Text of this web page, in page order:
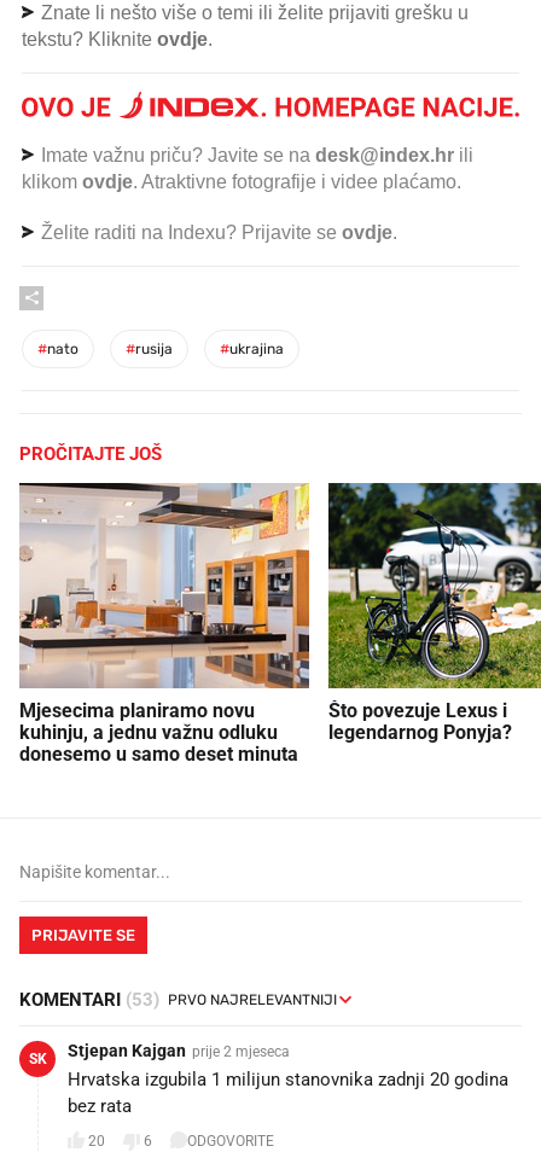
Znate li nešto više o temi ili želite prijaviti grešku u
tekstu? Kliknite ovdje.
Imate važnu priču? Javite se na desk@index.hr ili
klikom ovdje. Atraktivne fotografije i videe plaćamo.
Želite raditi na Indexu? Prijavite se ovdje.
#nato #rusija #ukrajina
PROČITAJTE JOŠ
Mjesecima planiramo novu
kuhinju, a jednu važnu odluku
donesemo u samo deset minuta
Što povezuje Lexus i
legendarnog Ponyja?
PRIJAVITE SE
KOMENTARI (53)
SK Stjepan Kajgan prije 2 mjeseca
Hrvatska izgubila 1 milijun stanovnika zadnji 20 godina
bez rata
20 6 ODGOVORITE